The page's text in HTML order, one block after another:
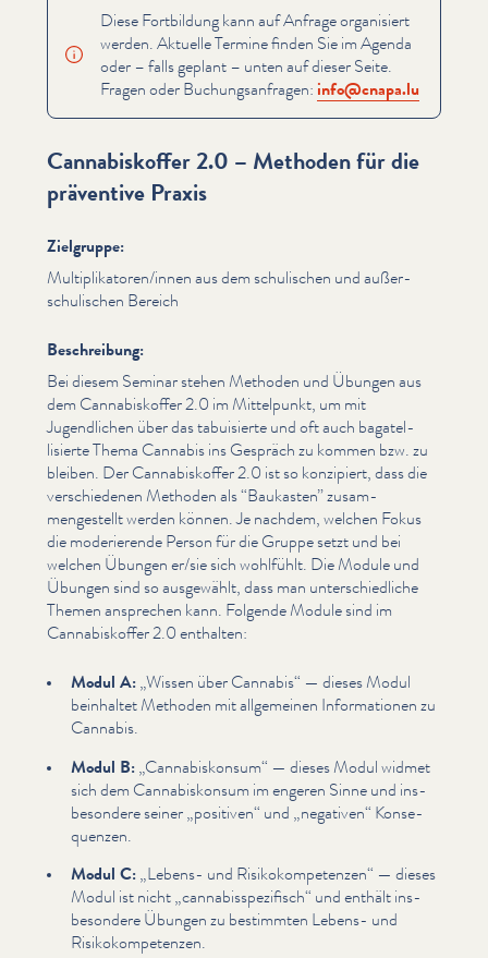
Diese Fortbildung kann auf Anfrage organisiert
werden. Aktuelle Termine finden Sie im Agenda
oder – falls geplant – unten auf dieser Seite.
Fragen oder Buchungsan­fra­gen: info@​cnapa.​lu
Cannabiskoffer 2.0 – Methoden für die
präventive Praxis
Zielgruppe:
Multiplikatoren/​innen aus dem schulischen und außer­
schulis­chen Bereich
Beschreibung:
Bei diesem Seminar stehen Methoden und Übungen aus
dem Cannabiskof­fer 2.0 im Mittelpunkt, um mit
Jugendlichen über das tabuisierte und oft auch bagatel­
lisierte Thema Cannabis ins Gespräch zu kommen bzw. zu
bleiben. Der Cannabiskof­fer 2.0 ist so konzipiert, dass die
ver­schiede­nen Methoden als“Baukasten” zusam­
mengestellt werden können. Je nachdem, welchen Fokus
die mod­erierende Person für die Gruppe setzt und bei
welchen Übungen er/​sie sich wohlfühlt. Die Module und
Übungen sind so ausgewählt, dass man unter­schiedliche
Themen ansprechen kann. Folgende Module sind im
Cannabiskof­fer 2.0 enthalten:
Modul A:„Wissen über Cannabis“ — dieses Modul
beinhaltet Methoden mit allgemeinen Infor­ma­tio­nen zu
Cannabis.
Modul B:„Cannabiskon­sum“ — dieses Modul widmet
sich dem Cannabiskon­sum im engeren Sinne und ins­
beson­dere seiner„positiven“ und „negativen“ Kon­se­
quen­zen.
Modul C:„Lebens- und Risikokom­pe­ten­zen“ — dieses
Modul ist nicht„cannabis­spez­i­fisch“ und enthält ins­
beson­dere Übungen zu bestimmten Lebens- und
Risikokom­pe­ten­zen.